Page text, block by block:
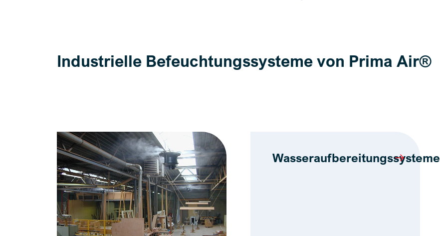
Industrielle Befeuchtungssysteme von Prima Air®
Wasseraufbereitungssysteme